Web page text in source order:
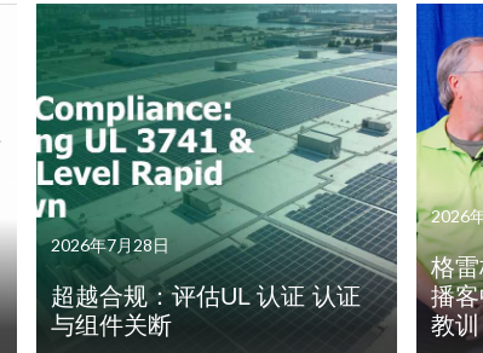
2026年7月28日
超越合规：评估UL 认证 认证
与组件关断
2026
格
播
教训